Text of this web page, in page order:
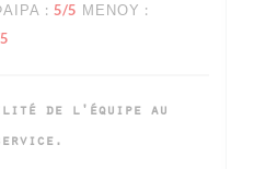
: 5/5 ΜΕΝΟΎ :
de l'équipe au